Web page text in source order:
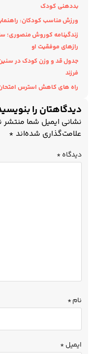
بددهنی کودک
ورزش مناسب کودکان:
زندگینامه کوروش منصوری؛
رازهای موفقیت او
جدول قد و وزن کودک در
فرزند
راه های کاهش استرس امتحان در
دیدگاهتان را
نشانی ایمیل شما
علامت‌گذاری شده‌اند *
دیدگاه*
نام*
ایمیل*